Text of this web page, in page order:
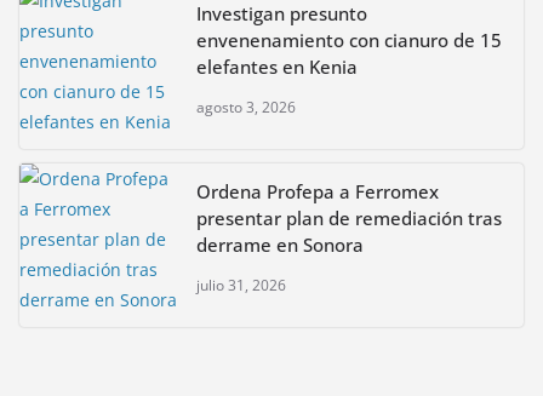
Investigan presunto
envenenamiento con cianuro de 15
elefantes en Kenia
agosto 3, 2026
Ordena Profepa a Ferromex
presentar plan de remediación tras
derrame en Sonora
julio 31, 2026